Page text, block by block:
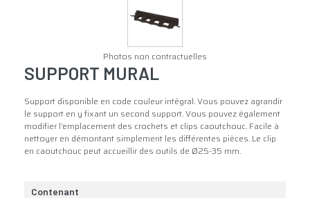
Photos non contractuelles
SUPPORT MURAL
Support disponible en code couleur intégral. Vous pouvez agrandir
le support en y fixant un second support. Vous pouvez également
modifier l’emplacement des crochets et clips caoutchouc. Facile à
nettoyer en démontant simplement les différentes pièces. Le clip
en caoutchouc peut accueillir des outils de Ø25-35 mm.
Contenant